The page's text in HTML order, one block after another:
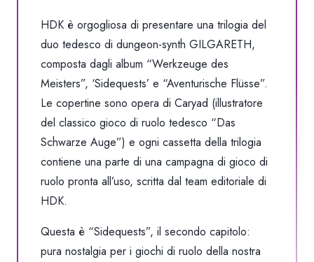
HDK è orgogliosa di presentare una trilogia del
duo tedesco di dungeon-synth GILGARETH,
composta dagli album “Werkzeuge des
Meisters”, ‘Sidequests’ e “Aventurische Flüsse”.
Le copertine sono opera di Caryad (illustratore
del classico gioco di ruolo tedesco “Das
Schwarze Auge”) e ogni cassetta della trilogia
contiene una parte di una campagna di gioco di
ruolo pronta all’uso, scritta dal team editoriale di
HDK.
Questa è “Sidequests”, il secondo capitolo:
pura nostalgia per i giochi di ruolo della nostra